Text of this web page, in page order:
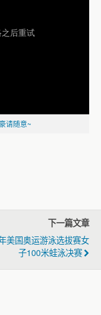
请随意~
下一篇文章
美国奥运游泳选拔赛女
子100米蛙泳决赛